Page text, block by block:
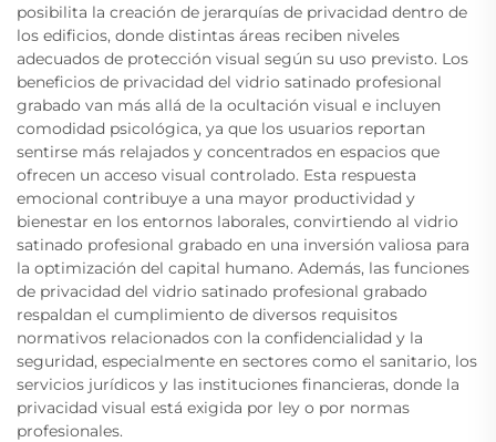
posibilita la creación de jerarquías de privacidad dentro de
los edificios, donde distintas áreas reciben niveles
adecuados de protección visual según su uso previsto. Los
beneficios de privacidad del vidrio satinado profesional
grabado van más allá de la ocultación visual e incluyen
comodidad psicológica, ya que los usuarios reportan
sentirse más relajados y concentrados en espacios que
ofrecen un acceso visual controlado. Esta respuesta
emocional contribuye a una mayor productividad y
bienestar en los entornos laborales, convirtiendo al vidrio
satinado profesional grabado en una inversión valiosa para
la optimización del capital humano. Además, las funciones
de privacidad del vidrio satinado profesional grabado
respaldan el cumplimiento de diversos requisitos
normativos relacionados con la confidencialidad y la
seguridad, especialmente en sectores como el sanitario, los
servicios jurídicos y las instituciones financieras, donde la
privacidad visual está exigida por ley o por normas
profesionales.